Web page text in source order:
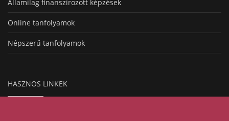
Államilag finanszírozott képzések
Online tanfolyamok
Népszerű tanfolyamok
HASZNOS LINKEK